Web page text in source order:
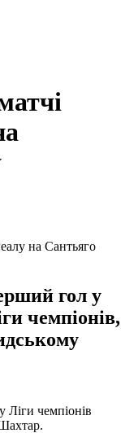
гол у
чемпіонів,
Ліги чемпіонів